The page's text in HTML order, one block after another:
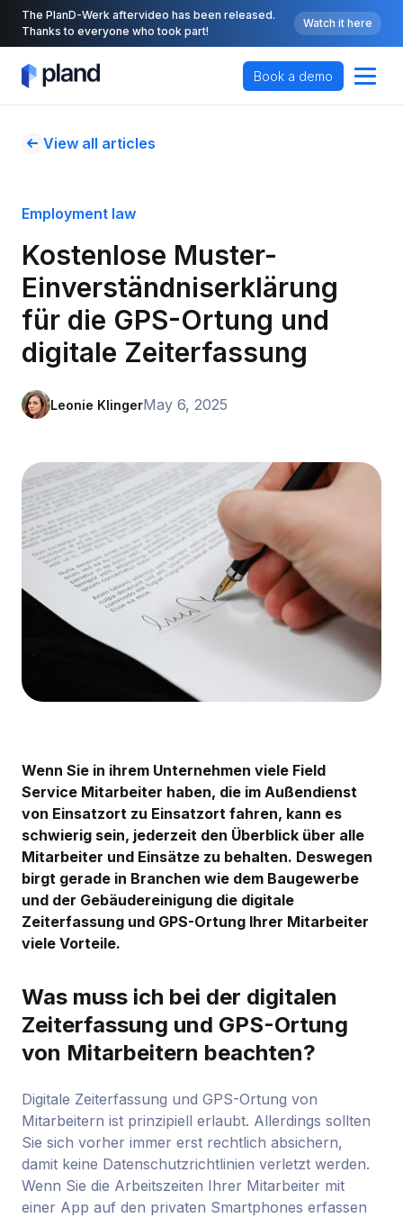
The PlanD-Werk aftervideo has been released.
Thanks to everyone who took part!
Watch it here
Book a demo
View all articles
Employment law
Kostenlose Muster-
Einverständniserklärung
für die GPS-Ortung und
digitale Zeiterfassung
Leonie KlingerMay 6, 2025
Wenn Sie in ihrem Unternehmen viele Field
Service Mitarbeiter haben, die im Außendienst
von Einsatzort zu Einsatzort fahren, kann es
schwierig sein, jederzeit den Überblick über alle
Mitarbeiter und Einsätze zu behalten. Deswegen
birgt gerade in Branchen wie dem Baugewerbe
und der Gebäudereinigung die digitale
Zeiterfassung und GPS-Ortung Ihrer Mitarbeiter
viele Vorteile.
Was muss ich bei der digitalen
Zeiterfassung und GPS-Ortung
von Mitarbeitern beachten?
Digitale Zeiterfassung und GPS-Ortung von
Mitarbeitern ist prinzipiell erlaubt. Allerdings sollten
Sie sich vorher immer erst rechtlich absichern,
damit keine Datenschutzrichtlinien verletzt werden.
Wenn Sie die Arbeitszeiten Ihrer Mitarbeiter mit
einer App auf den privaten Smartphones erfassen